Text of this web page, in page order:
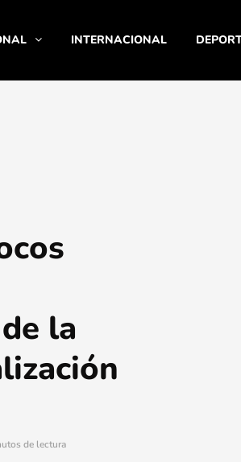
INTERNACIONAL
la
de lectura